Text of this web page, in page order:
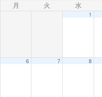
月 火 水
1
6 7 8